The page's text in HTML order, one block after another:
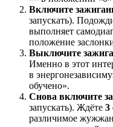
Включите
запускать).
выполняет
положение
Выключите
Именно в этот
в
обучено».
Снова включите
запускать). Ждёте 3
различимое